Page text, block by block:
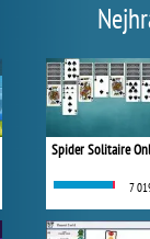
Spider Solitaire
7